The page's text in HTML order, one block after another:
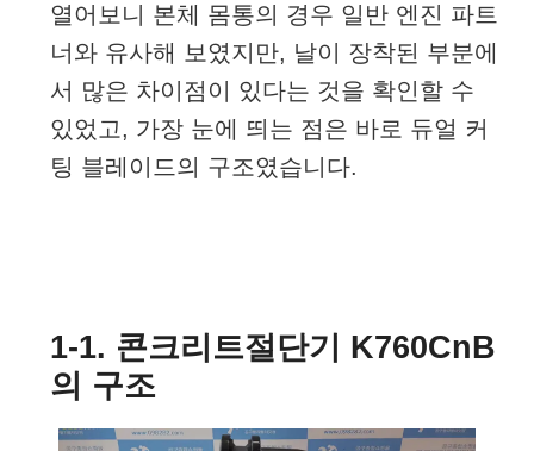
열어보니 본체 몸통의 경우 일반 엔진 파트
너와 유사해 보였지만, 날이 장착된 부분에
서 많은 차이점이 있다는 것을 확인할 수
있었고, 가장 눈에 띄는 점은 바로 듀얼 커
팅 블레이드의 구조였습니다.
1-1. 콘크리트절단기 K760CnB
의 구조